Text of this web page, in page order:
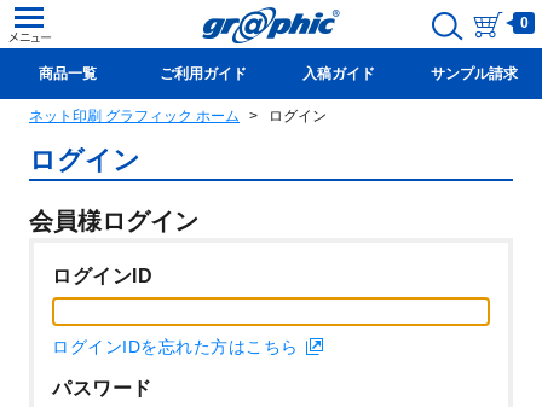
0
商品一覧 ご利用ガイド 入稿ガイド サンプル請求
新規会員登録(無料)
ネット印刷 グラフィック ホーム ログイン
ログイン
会員様ログイン
ログインID
ログインIDを忘れた方はこちら
パスワード